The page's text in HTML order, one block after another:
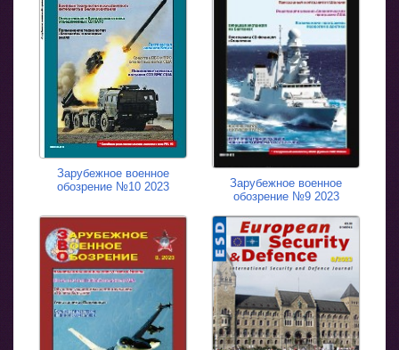
Зарубежное военное
обозрение №10 2023
Зарубежное военное
обозрение №9 2023